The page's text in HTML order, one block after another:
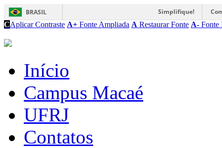
BRASIL Simplifique!
CAplicar Contraste A+ Fonte Ampliada A Restaurar Fonte A- Fonte
Início
Campus Macaé
UFRJ
Contatos